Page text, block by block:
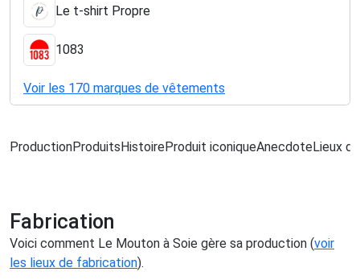
Le t-shirt Propre
1083
Voir les 170 marques de vêtements
ProductionProduitsHistoireProduit iconiqueAnecdoteLieux
Fabrication
Voici comment Le Mouton à Soie gère sa production (voir
les lieux de fabrication).